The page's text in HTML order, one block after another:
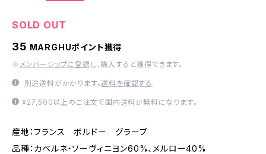
SOLD OUT
35 MARGHUポイント獲得
※ メンバーシップに登録 し、購入すると獲得できます。
別途送料がかかります。送料を確認する
¥27,500以上のご注文で国内送料が無料になります。
産地：フランス ボルドー グラーブ
品種：カベルネ・ソーヴィニヨン60%、メルロー40%